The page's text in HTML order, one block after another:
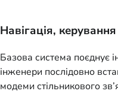
Навігація,
Базова система поєднує
інженери послідовно
модеми стільникового